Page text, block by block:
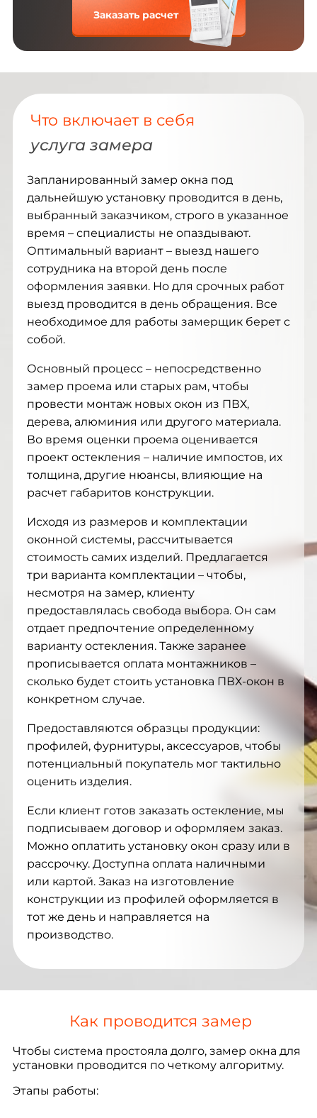
Заказать расчет
Что включает в себя
услуга замера
Запланированный замер окна под
дальнейшую установку проводится в день,
выбранный заказчиком, строго в указанное
время – специалисты не опаздывают.
Оптимальный вариант – выезд нашего
сотрудника на второй день после
оформления заявки. Но для срочных работ
выезд проводится в день обращения. Все
необходимое для работы замерщик берет с
собой.
Основный процесс – непосредственно
замер проема или старых рам, чтобы
провести монтаж новых окон из ПВХ,
дерева, алюминия или другого материала.
Во время оценки проема оценивается
проект остекления – наличие импостов, их
толщина, другие нюансы, влияющие на
расчет габаритов конструкции.
Исходя из размеров и комплектации
оконной системы, рассчитывается
стоимость самих изделий. Предлагается
три варианта комплектации – чтобы,
несмотря на замер, клиенту
предоставлялась свобода выбора. Он сам
отдает предпочтение определенному
варианту остекления. Также заранее
прописывается оплата монтажников –
сколько будет стоить установка ПВХ-окон в
конкретном случае.
Предоставляются образцы продукции:
профилей, фурнитуры, аксессуаров, чтобы
потенциальный покупатель мог тактильно
оценить изделия.
Если клиент готов заказать остекление, мы
подписываем договор и оформляем заказ.
Можно оплатить установку окон сразу или в
рассрочку. Доступна оплата наличными
или картой. Заказ на изготовление
конструкции из профилей оформляется в
тот же день и направляется на
производство.
Как проводится замер
Чтобы система простояла долго, замер окна для
установки проводится по четкому алгоритму.
Этапы работы: